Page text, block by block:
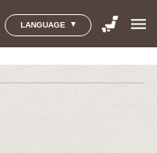
LANGUAGE menu